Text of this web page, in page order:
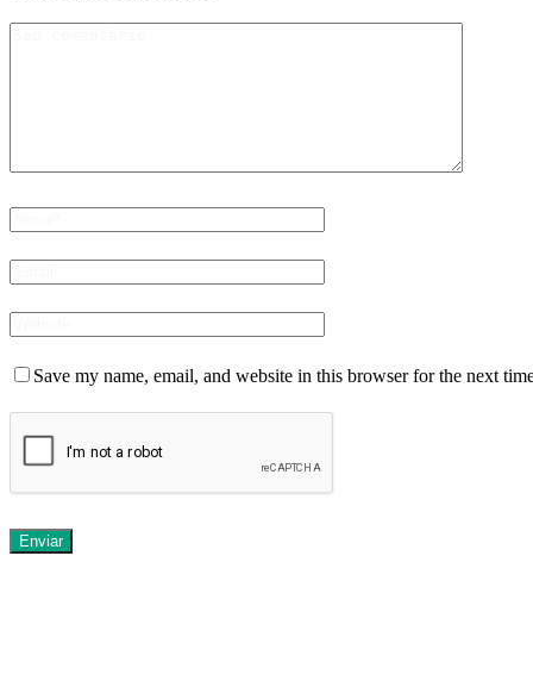
Save my name, email, and website in this browser for the next